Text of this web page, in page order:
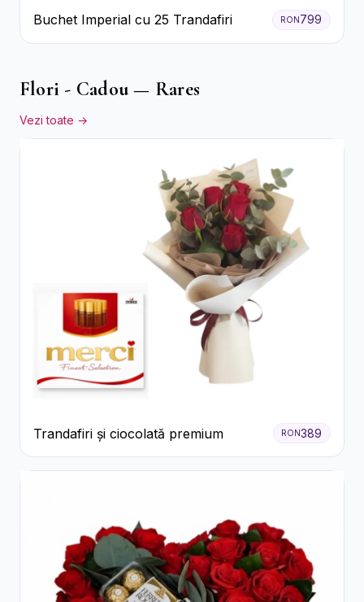
Buchet Imperial cu 25 Trandafiri RON799
Flori - Cadou — Rares
Vezi toate →
Trandafiri și ciocolată premium RON389